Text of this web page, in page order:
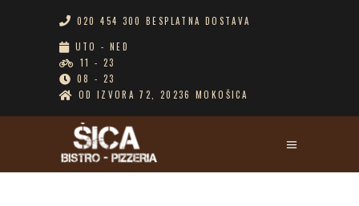
020 454 300 BESPLATNA DOSTAVA
UTO - NED
11 - 23
08 - 23
OD IZVORA 72, 20236 MOKOŠICA